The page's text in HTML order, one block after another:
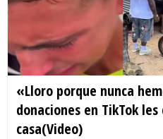
«Lloro porque nunca
donaciones en TikTok
casa(Video)